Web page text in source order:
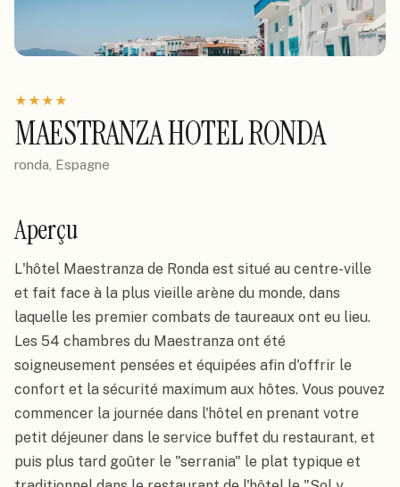
★★★★
MAESTRANZA HOTEL RONDA
ronda, Espagne
Aperçu
L'hôtel Maestranza de Ronda est situé au centre-ville
et fait face à la plus vieille arène du monde, dans
laquelle les premier combats de taureaux ont eu lieu.
Les 54 chambres du Maestranza ont été
soigneusement pensées et équipées afin d'offrir le
confort et la sécurité maximum aux hôtes. Vous pouvez
commencer la journée dans l'hôtel en prenant votre
petit déjeuner dans le service buffet du restaurant, et
puis plus tard goûter le "serrania" le plat typique et